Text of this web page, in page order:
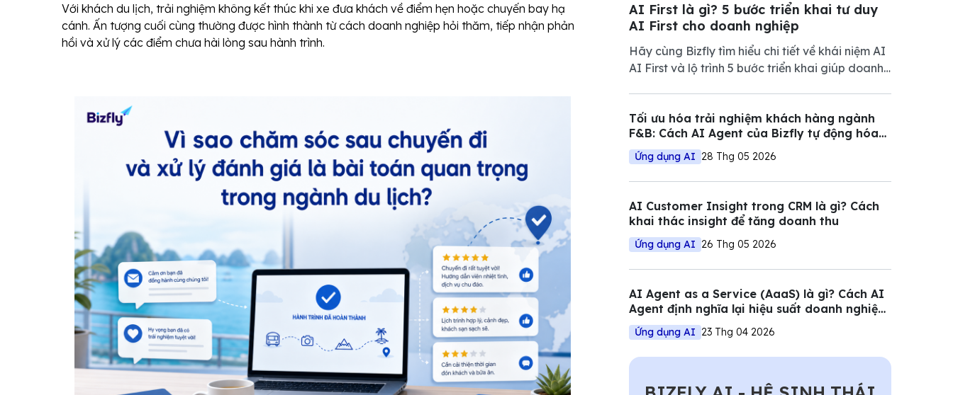
Với khách du lịch, trải nghiệm không kết thúc khi xe đưa khách về điểm hẹn hoặc chuyến bay hạ
cánh. Ấn tượng cuối cùng thường được hình thành từ cách doanh nghiệp hỏi thăm, tiếp nhận phản
hồi và xử lý các điểm chưa hài lòng sau hành trình.
AI First là gì? 5 bước triển khai tư duy
AI First cho doanh nghiệp
Hãy cùng Bizfly tìm hiểu chi tiết về khái niệm AI
AI First và lộ trình 5 bước triển khai giúp doanh
biến động.
Tối ưu hóa trải nghiệm khách hàng ngành
F&B: Cách AI Agent của Bizfly tự động hóa
quy trình đặt bàn và tư vấn
Ứng dụng AI 28 Thg 05 2026
AI Customer Insight trong CRM là gì? Cách
khai thác insight để tăng doanh thu
Ứng dụng AI 26 Thg 05 2026
AI Agent as a Service (AaaS) là gì? Cách AI
Agent định nghĩa lại hiệu suất doanh nghiệp
Việt
Ứng dụng AI 23 Thg 04 2026